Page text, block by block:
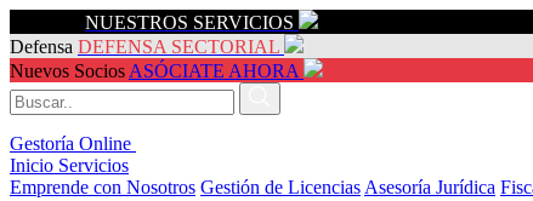
NUESTROS SERVICIOS
Defensa DEFENSA SECTORIAL
Nuevos Socios ASÓCIATE AHORA
Gestoría Online
Inicio Servicios
Emprende con Nosotros Gestión de Licencias Asesoría Jurídica